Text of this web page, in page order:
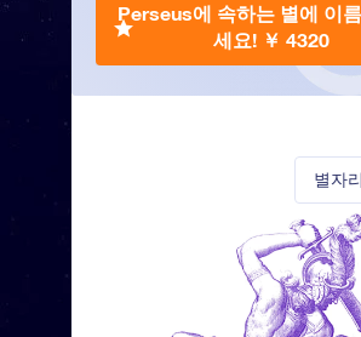
별자
Perseus에 속하는 별에 이
세요! ￥ 4320